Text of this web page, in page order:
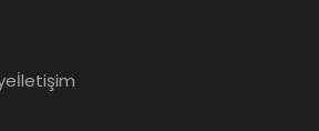
İletişim